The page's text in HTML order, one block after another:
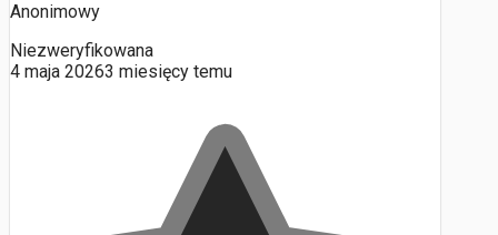
Anonimowy
Niezweryfikowana
4 maja 20263 miesięcy temu